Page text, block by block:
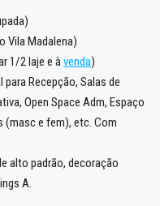
Vila Madalena)
1/2 laje e à venda)
Recepção, Salas de
Open Space Adm, Espaço
(masc e fem), etc. Com
alto padrão, decoração
A.